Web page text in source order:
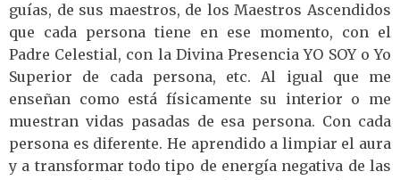
guías, de sus maestros, de los Maestros Ascendidos
que cada persona tiene en ese momento, con el
Padre Celestial, con la Divina Presencia YO SOY o Yo
Superior de cada persona, etc. Al igual que me
enseñan como está físicamente su interior o me
muestran vidas pasadas de esa persona. Con cada
persona es diferente. He aprendido a limpiar el aura
y a transformar todo tipo de energía negativa de las